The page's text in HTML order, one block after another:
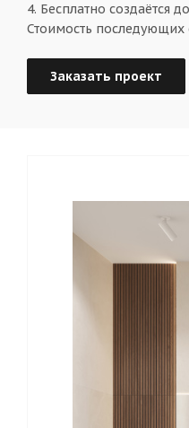
4. Бесплатно создаётся
Стоимость последующих
Заказать проект